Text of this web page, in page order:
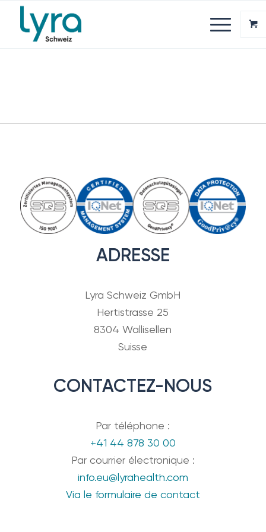
ADRESSE
Lyra Schweiz GmbH
Hertistrasse 25
8304 Wallisellen
Suisse
CONTACTEZ-NOUS
Par téléphone :
+41 44 878 30 00
Par courrier électronique :
info.eu@lyrahealth.com
Via le formulaire de contact